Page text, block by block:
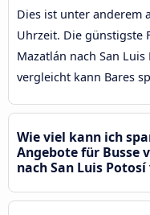
Dies ist unter anderem
Uhrzeit. Die günstigste
Mazatlán nach San
vergleicht kann Bares
Wie viel kann ich
Angebote für Busse
nach San Luis